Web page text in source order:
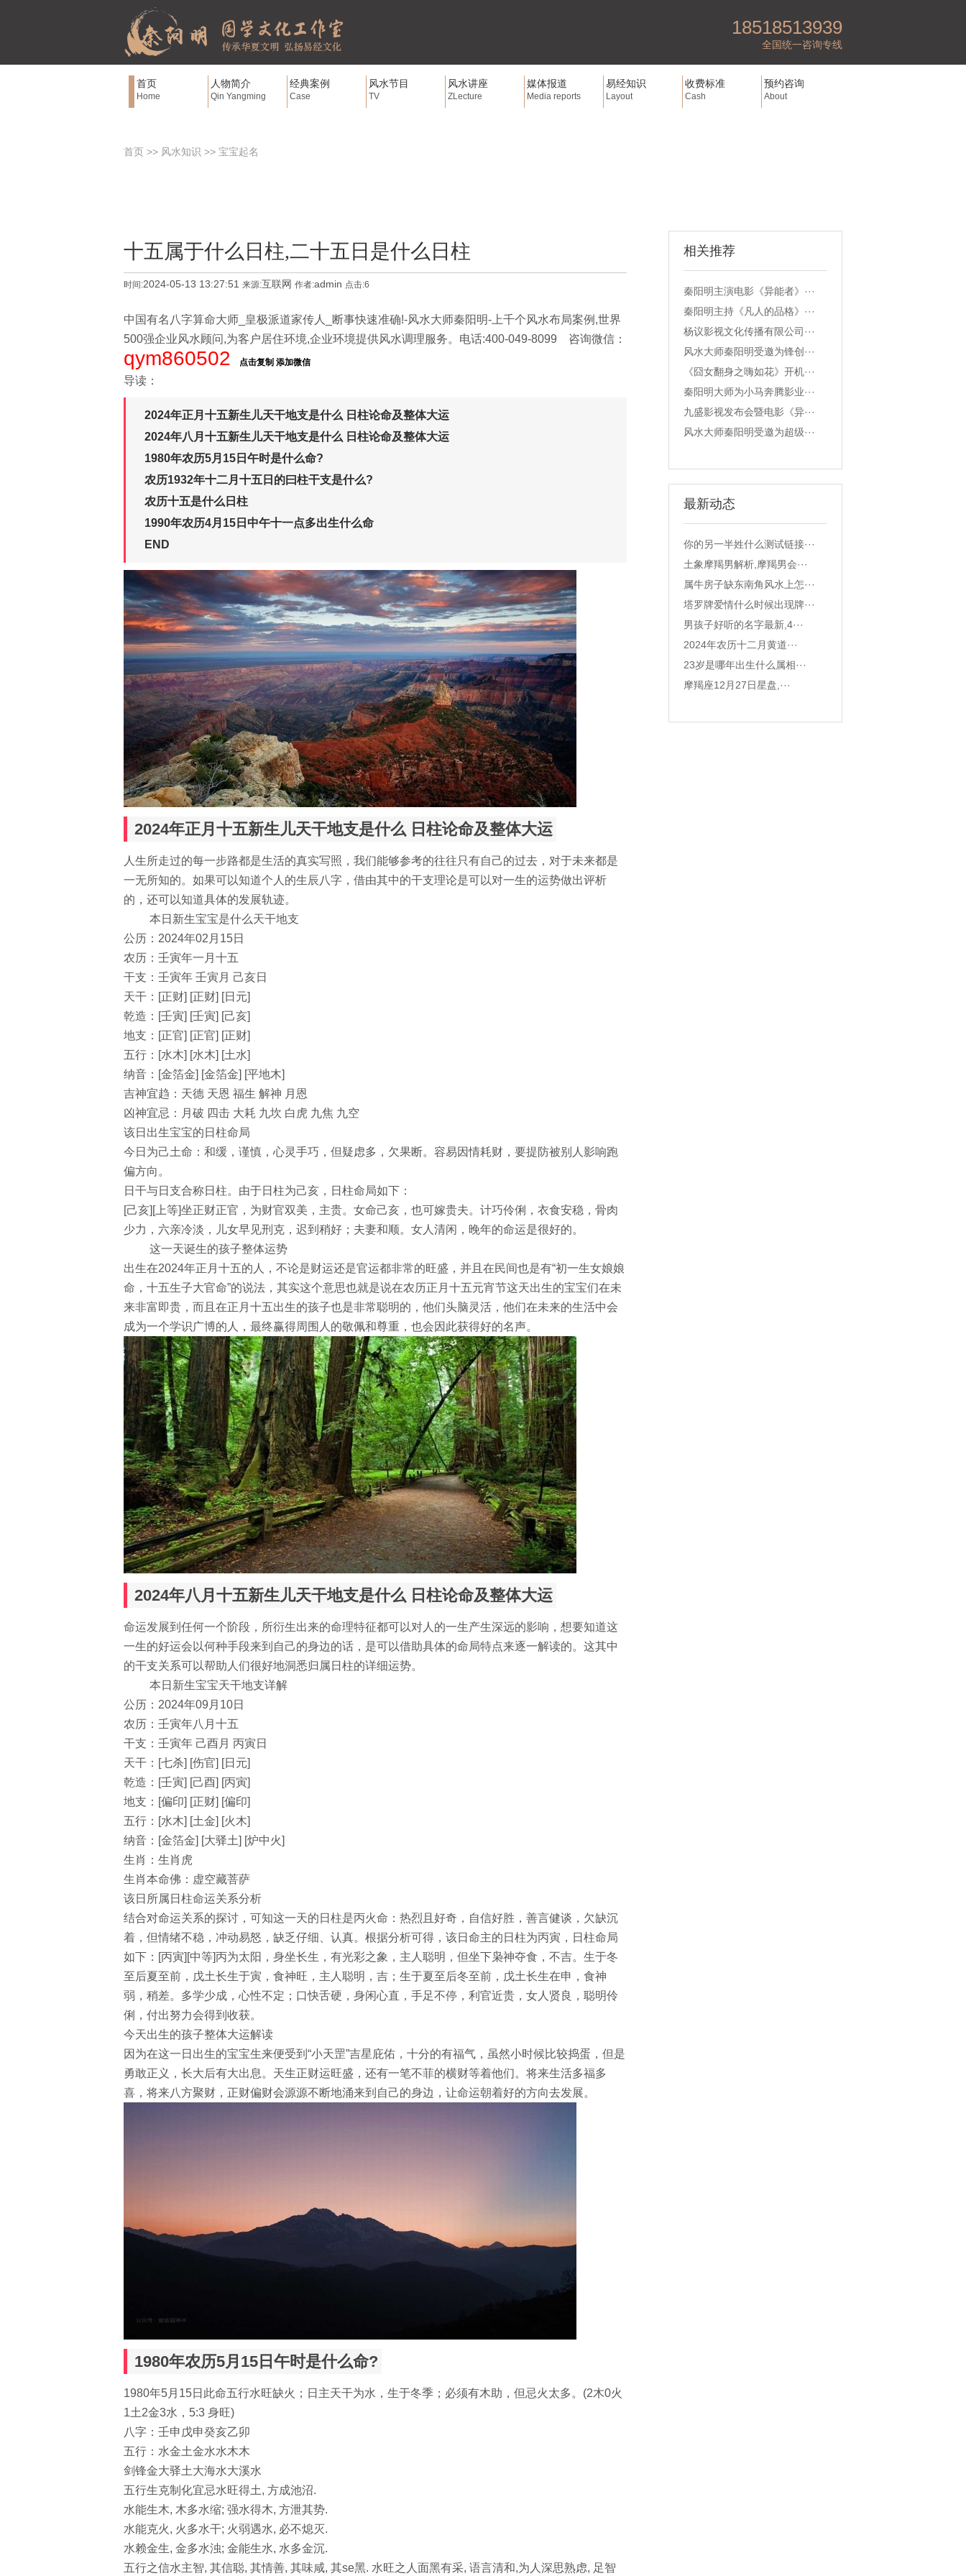
18518513939
全国统一咨询专线
首页
Home
人物简介
Qin Yangming
经典案例
Case
风水节目
TV
风水讲座
ZLecture
媒体报道
Media reports
易经知识
Layout
收费标准
Cash
预约咨询
About
首页 >> 风水知识 >> 宝宝起名
十五属于什么日柱,二十五日是什么日柱
时间:2024-05-13 13:27:51 来源:互联网 作者:admin 点击:6
中国有名八字算命大师_皇极派道家传人_断事快速准确!-风水大师秦阳明-上千个风水布局案例,世界
500强企业风水顾问,为客户居住环境,企业环境提供风水调理服务。电话:400-049-8099 咨询微信：
qym860502 点击复制 添加微信
导读：
2024年正月十五新生儿天干地支是什么 日柱论命及整体大运
2024年八月十五新生儿天干地支是什么 日柱论命及整体大运
1980年农历5月15日午时是什么命?
农历1932年十二月十五日的曰柱干支是什么?
农历十五是什么日柱
1990年农历4月15日中午十一点多出生什么命
END
2024年正月十五新生儿天干地支是什么 日柱论命及整体大运
人生所走过的每一步路都是生活的真实写照，我们能够参考的往往只有自己的过去，对于未来都是
一无所知的。如果可以知道个人的生辰八字，借由其中的干支理论是可以对一生的运势做出评析
的，还可以知道具体的发展轨迹。
本日新生宝宝是什么天干地支
公历：2024年02月15日
农历：壬寅年一月十五
干支：壬寅年 壬寅月 己亥日
天干：[正财] [正财] [日元]
乾造：[壬寅] [壬寅] [己亥]
地支：[正官] [正官] [正财]
五行：[水木] [水木] [土水]
纳音：[金箔金] [金箔金] [平地木]
吉神宜趋：天德 天恩 福生 解神 月恩
凶神宜忌：月破 四击 大耗 九坎 白虎 九焦 九空
该日出生宝宝的日柱命局
今日为己土命：和缓，谨慎，心灵手巧，但疑虑多，欠果断。容易因情耗财，要提防被别人影响跑
偏方向。
日干与日支合称日柱。由于日柱为己亥，日柱命局如下：
[己亥][上等]坐正财正官，为财官双美，主贵。女命己亥，也可嫁贵夫。计巧伶俐，衣食安稳，骨肉
少力，六亲冷淡，儿女早见刑克，迟到稍好；夫妻和顺。女人清闲，晚年的命运是很好的。
这一天诞生的孩子整体运势
出生在2024年正月十五的人，不论是财运还是官运都非常的旺盛，并且在民间也是有“初一生女娘娘
命，十五生子大官命”的说法，其实这个意思也就是说在农历正月十五元宵节这天出生的宝宝们在未
来非富即贵，而且在正月十五出生的孩子也是非常聪明的，他们头脑灵活，他们在未来的生活中会
成为一个学识广博的人，最终赢得周围人的敬佩和尊重，也会因此获得好的名声。
2024年八月十五新生儿天干地支是什么 日柱论命及整体大运
命运发展到任何一个阶段，所衍生出来的命理特征都可以对人的一生产生深远的影响，想要知道这
一生的好运会以何种手段来到自己的身边的话，是可以借助具体的命局特点来逐一解读的。这其中
的干支关系可以帮助人们很好地洞悉归属日柱的详细运势。
本日新生宝宝天干地支详解
公历：2024年09月10日
农历：壬寅年八月十五
干支：壬寅年 己酉月 丙寅日
天干：[七杀] [伤官] [日元]
乾造：[壬寅] [己酉] [丙寅]
地支：[偏印] [正财] [偏印]
五行：[水木] [土金] [火木]
纳音：[金箔金] [大驿土] [炉中火]
生肖：生肖虎
生肖本命佛：虚空藏菩萨
该日所属日柱命运关系分析
结合对命运关系的探讨，可知这一天的日柱是丙火命：热烈且好奇，自信好胜，善言健谈，欠缺沉
着，但情绪不稳，冲动易怒，缺乏仔细、认真。根据分析可得，该日命主的日柱为丙寅，日柱命局
如下：[丙寅][中等]丙为太阳，身坐长生，有光彩之象，主人聪明，但坐下枭神夺食，不吉。生于冬
至后夏至前，戊土长生于寅，食神旺，主人聪明，吉；生于夏至后冬至前，戊土长生在申，食神
弱，稍差。多学少成，心性不定；口快舌硬，身闲心直，手足不停，利官近贵，女人贤良，聪明伶
俐，付出努力会得到收获。
今天出生的孩子整体大运解读
因为在这一日出生的宝宝生来便受到“小天罡”吉星庇佑，十分的有福气，虽然小时候比较捣蛋，但是
勇敢正义，长大后有大出息。天生正财运旺盛，还有一笔不菲的横财等着他们。将来生活多福多
喜，将来八方聚财，正财偏财会源源不断地涌来到自己的身边，让命运朝着好的方向去发展。
1980年农历5月15日午时是什么命?
1980年5月15日此命五行水旺缺火；日主天干为水，生于冬季；必须有木助，但忌火太多。(2木0火
1土2金3水，5:3 身旺)
八字：壬申戊申癸亥乙卯
五行：水金土金水水木木
剑锋金大驿土大海水大溪水
五行生克制化宜忌水旺得土, 方成池沼.
水能生木, 木多水缩; 强水得木, 方泄其势.
水能克火, 火多水干; 火弱遇水, 必不熄灭.
水赖金生, 金多水浊; 金能生水, 水多金沉.
五行之信水主智, 其信聪, 其情善, 其味咸, 其se黑. 水旺之人面黑有采, 语言清和,为人深思熟虑, 足智
相关推荐
秦阳明主演电影《异能者》···
秦阳明主持《凡人的品格》···
杨议影视文化传播有限公司···
风水大师秦阳明受邀为锋创···
《囧女翻身之嗨如花》开机···
秦阳明大师为小马奔腾影业···
九盛影视发布会暨电影《异···
风水大师秦阳明受邀为超级···
最新动态
你的另一半姓什么测试链接···
土象摩羯男解析,摩羯男会···
属牛房子缺东南角风水上怎···
塔罗牌爱情什么时候出现牌···
男孩子好听的名字最新,4···
2024年农历十二月黄道···
23岁是哪年出生什么属相···
摩羯座12月27日星盘,···